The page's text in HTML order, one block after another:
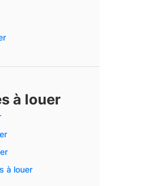
à louer
à louer